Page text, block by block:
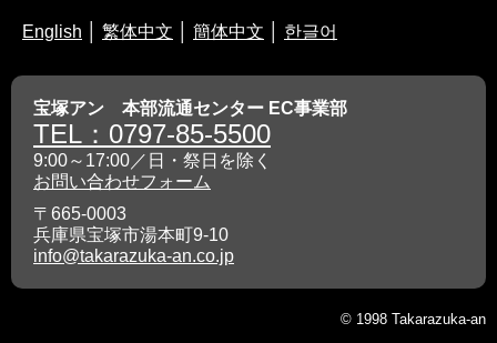
English 繁体中文 簡体中文 한글어
宝塚アン 本部流通センター EC事業部
TEL：0797-85-5500
9:00～17:00／日・祭日を除く
お問い合わせフォーム
〒665-0003
兵庫県宝塚市湯本町9-10
info@takarazuka-an.co.jp
© 1998 Takarazuka-an